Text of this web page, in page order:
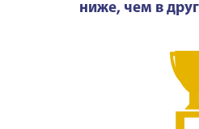
ниже, чем в